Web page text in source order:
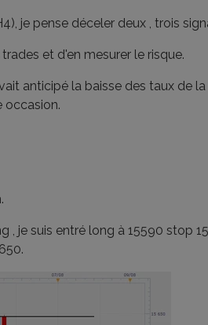
je pense déceler deux , trois
et d'en mesurer le risque.
anticipé la baisse des taux de la
occasion.
, je suis entré long à 15590 stop